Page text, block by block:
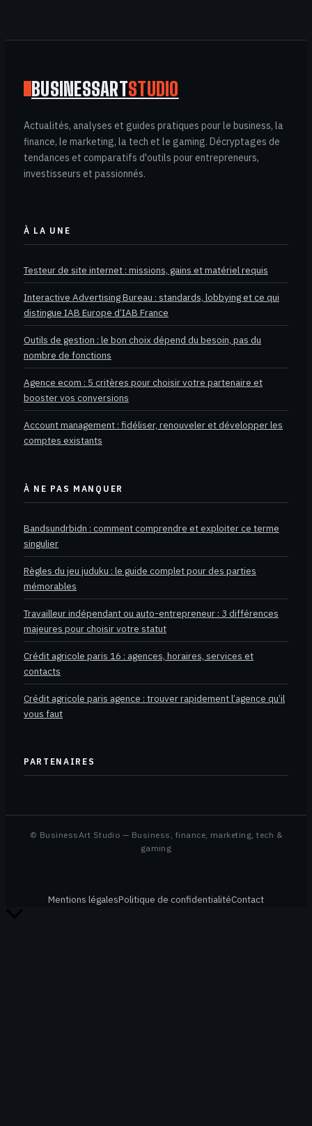
BUSINESSARTSTUDIO
Actualités, analyses et guides pratiques pour le business, la
finance, le marketing, la tech et le gaming. Décryptages de
tendances et comparatifs d'outils pour entrepreneurs,
investisseurs et passionnés.
À LA UNE
Testeur de site internet : missions, gains et matériel requis
Interactive Advertising Bureau : standards, lobbying et ce qui
distingue IAB Europe d’IAB France
Outils de gestion : le bon choix dépend du besoin, pas du
nombre de fonctions
Agence ecom : 5 critères pour choisir votre partenaire et
booster vos conversions
Account management : fidéliser, renouveler et développer les
comptes existants
À NE PAS MANQUER
Bandsundrbidn : comment comprendre et exploiter ce terme
singulier
Règles du jeu juduku : le guide complet pour des parties
mémorables
Travailleur indépendant ou auto-entrepreneur : 3 différences
majeures pour choisir votre statut
Crédit agricole paris 16 : agences, horaires, services et
contacts
Crédit agricole paris agence : trouver rapidement l’agence qu’il
vous faut
PARTENAIRES
© BusinessArt Studio — Business, finance, marketing, tech &
gaming
Mentions légalesPolitique de confidentialitéContact